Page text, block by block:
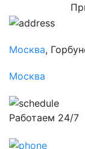
Москва,
Москва
Работаем 24/7